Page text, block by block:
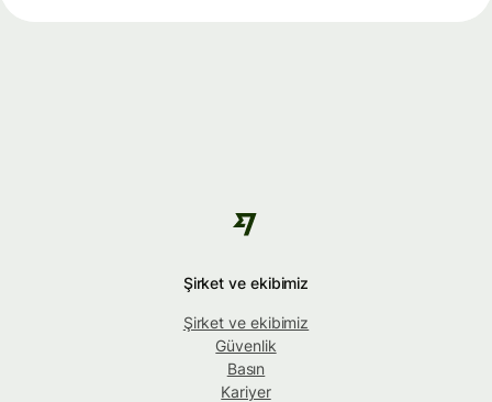
Şirket ve ekibimiz
Şirket ve ekibimiz
Güvenlik
Basın
Kariyer